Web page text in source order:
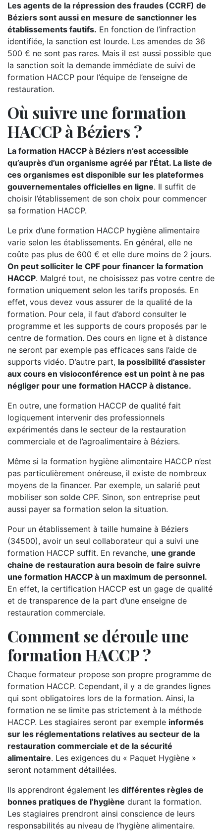
Les agents de la répression des fraudes (CCRF) de
Béziers sont aussi en mesure de sanctionner les
établissements fautifs. En fonction de l’infraction
identifiée, la sanction est lourde. Les amendes de 36
500 € ne sont pas rares. Mais il est aussi possible que
la sanction soit la demande immédiate de suivi de
formation HACCP pour l’équipe de l’enseigne de
restauration.
Où suivre une formation
HACCP à Béziers ?
La formation HACCP à Béziers n’est accessible
qu’auprès d’un organisme agréé par l’État. La liste de
ces organismes est disponible sur les plateformes
gouvernementales officielles en ligne. Il suffit de
choisir l’établissement de son choix pour commencer
sa formation HACCP.
Le prix d’une formation HACCP hygiène alimentaire
varie selon les établissements. En général, elle ne
coûte pas plus de 600 € et elle dure moins de 2 jours.
On peut solliciter le CPF pour financer la formation
HACCP. Malgré tout, ne choisissez pas votre centre de
formation uniquement selon les tarifs proposés. En
effet, vous devez vous assurer de la qualité de la
formation. Pour cela, il faut d’abord consulter le
programme et les supports de cours proposés par le
centre de formation. Des cours en ligne et à distance
ne seront par exemple pas efficaces sans l’aide de
supports vidéo. D’autre part, la possibilité d’assister
aux cours en visioconférence est un point à ne pas
négliger pour une formation HACCP à distance.
En outre, une formation HACCP de qualité fait
logiquement intervenir des professionnels
expérimentés dans le secteur de la restauration
commerciale et de l’agroalimentaire à Béziers.
Même si la formation hygiène alimentaire HACCP n’est
pas particulièrement onéreuse, il existe de nombreux
moyens de la financer. Par exemple, un salarié peut
mobiliser son solde CPF. Sinon, son entreprise peut
aussi payer sa formation selon la situation.
Pour un établissement à taille humaine à Béziers
(34500), avoir un seul collaborateur qui a suivi une
formation HACCP suffit. En revanche, une grande
chaine de restauration aura besoin de faire suivre
une formation HACCP à un maximum de personnel.
En effet, la certification HACCP est un gage de qualité
et de transparence de la part d’une enseigne de
restauration commerciale.
Comment se déroule une
formation HACCP ?
Chaque formateur propose son propre programme de
formation HACCP. Cependant, il y a de grandes lignes
qui sont obligatoires lors de la formation. Ainsi, la
formation ne se limite pas strictement à la méthode
HACCP. Les stagiaires seront par exemple informés
sur les réglementations relatives au secteur de la
restauration commerciale et de la sécurité
alimentaire. Les exigences du « Paquet Hygiène »
seront notamment détaillées.
Ils apprendront également les différentes règles de
bonnes pratiques de l’hygiène durant la formation.
Les stagiaires prendront ainsi conscience de leurs
responsabilités au niveau de l’hygiène alimentaire.